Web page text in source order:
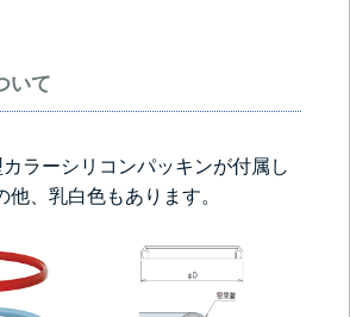
レベル計をつけ
目盛りをつける
いて
ラーシリコンパッキンが付属し
、乳白色もあります。